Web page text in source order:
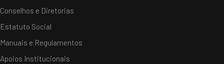
Conselhos e Diretorias
Estatuto Social
Manuais e Regulamentos
Apoios Institucionais